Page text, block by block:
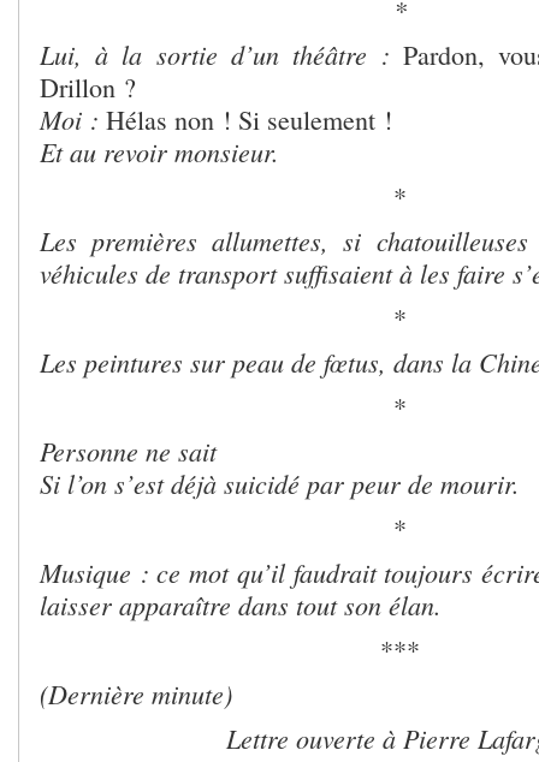
*
Lui, à la sortie d’un théâtre :Pardon,
Drillon ?
Moi : Hélas non ! Si seulement !
Et au revoir monsieur.
*
Les premières allumettes, si
véhicules de transport suffisaient à les faire
*
Les peintures sur peau de fœtus, dans la
*
Personne ne sait
Si l’on s’est déjà suicidé par peur de mourir.
*
Musique : ce mot qu’il faudrait toujours
laisser apparaître dans tout son élan.
***
(Dernière minute)
Lettre ouverte à Pierre